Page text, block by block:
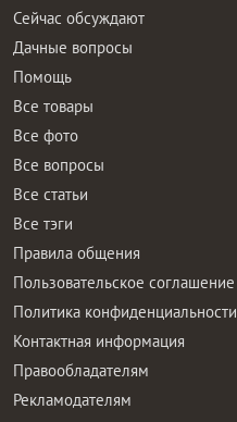
Сейчас обсуждают
Дачные вопросы
Помощь
Все товары
Все фото
Все вопросы
Все статьи
Все тэги
Правила общения
Пользовательское соглашение
Политика конфиденциальности
Контактная информация
Правообладателям
Рекламодателям